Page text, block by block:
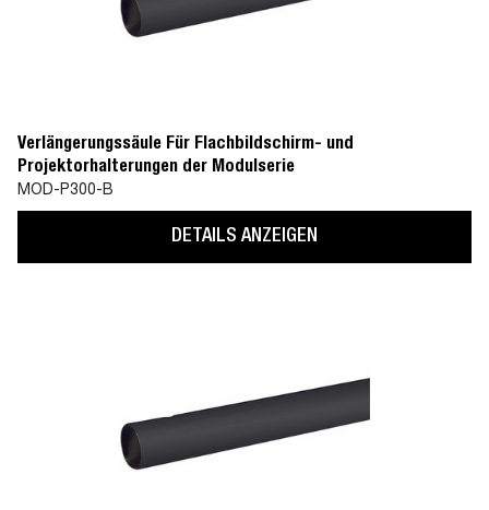
Verlängerungssäule Für Flachbildschirm- und
Projektorhalterungen der Modulserie
MOD-P300-B
DETAILS ANZEIGEN